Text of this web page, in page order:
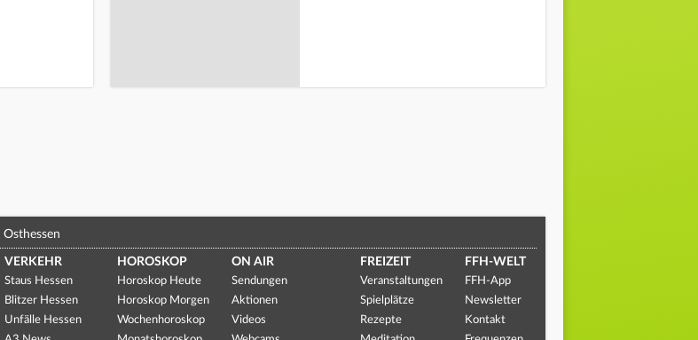
Osthessen
VERKEHR
Staus Hessen
Blitzer Hessen
Unfälle Hessen
HOROSKOP
Horoskop Heute
Horoskop Morgen
Wochenhoroskop
ON AIR
Sendungen
Aktionen
Videos
FREIZEIT
Veranstaltungen
Spielplätze
Rezepte
FFH-WELT
FFH-App
Newsletter
Kontakt